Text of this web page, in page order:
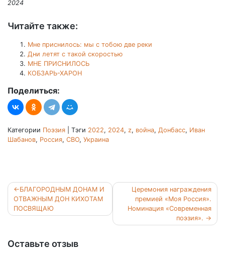
2024
Читайте также:
Мне приснилось: мы с тобою две реки
Дни летят с такой скоростью
МНЕ ПРИСНИЛОСЬ
КОБЗАРЬ-ХАРОН
Поделиться:
Категории Поэзия Тэги 2022, 2024, z, война, Донбасс, Иван
Шабанов, Россия, СВО, Украина
Навигация
по
записям
БЛАГОРОДНЫМ ДОНАМ И
ОТВАЖНЫМ ДОН КИХОТАМ
ПОСВЯЩАЮ
Церемония награждения
премией «Моя Россия».
Номинация «Современная
поэзия».
Оставьте отзыв